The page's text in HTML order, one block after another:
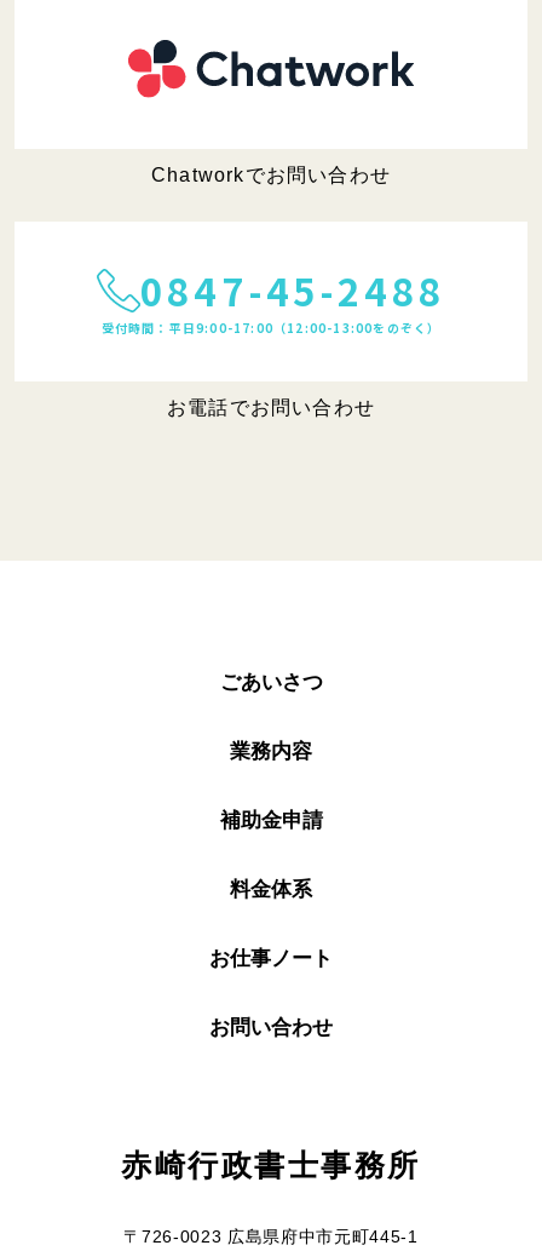
Chatworkでお問い合わせ
0847-45-2488
受付時間：平日9:00-17:00（12:00-13:00をのぞく）
お電話でお問い合わせ
ごあいさつ
業務内容
補助金申請
料金体系
お仕事ノート
お問い合わせ
赤崎行政書士事務所
〒726-0023 広島県府中市元町445-1